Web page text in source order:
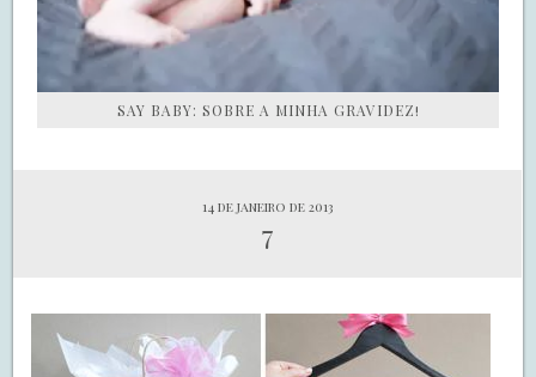
SAY BABY: SOBRE A MINHA GRAVIDEZ!
14 de janeiro de 2013
7